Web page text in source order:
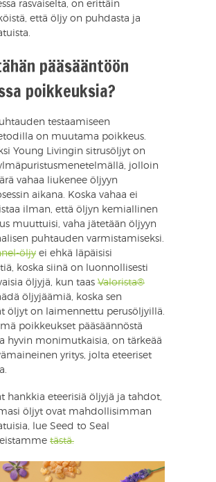
rasvaiselta, on erittäin
että öljy on puhdasta ja
pääsääntöön
poikkeuksia?
testaamiseen
on muutama poikkeus.
Young Livingin sitrusöljyt on
jolloin
vahaa liukenee öljyyn
aikana. Koska vahaa ei
ilman, että öljyn kemiallinen
muuttuisi, vaha jätetään öljyyn
puhtauden varmistamiseksi.
öljy ei ehkä läpäisisi
koska siinä on luonnollisesti
öljyjä, kun taas Valorista®
öljyjäämiä, koska sen
öljyt on laimennettu perusöljyillä.
poikkeukset pääsäännöstä
hyvin monimutkaisia, on tärkeää
yritys, jolta eteeriset
hankkia eteerisiä öljyjä ja tahdot,
öljyt ovat mahdollisimman
lue Seed to Seal
tästä.